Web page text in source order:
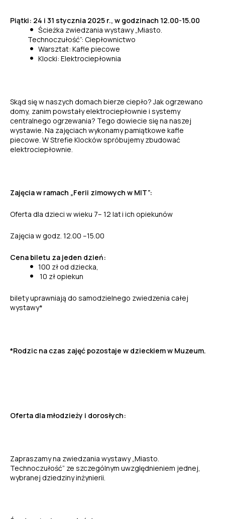
Piątki: 24 i 31 stycznia 2025 r., w godzinach 12.00-15.00
Ścieżka zwiedzania wystawy „Miasto.
Technoczułość”: Ciepłownictwo
Warsztat: Kafle piecowe
Klocki: Elektrociepłownia
Skąd się w naszych domach bierze ciepło? Jak ogrzewano
domy, zanim powstały elektrociepłownie i systemy
centralnego ogrzewania? Tego dowiecie się na naszej
wystawie. Na zajęciach wykonamy pamiątkowe kafle
piecowe. W Strefie Klocków spróbujemy zbudować
elektrociepłownie.
Zajęcia w ramach „Ferii zimowych w MIT”:
Oferta dla dzieci w wieku 7– 12 lat i ich opiekunów
Zajęcia w godz. 12.00 –15.00
Cena biletu za jeden dzień:
100 zł od dziecka,
10 zł opiekun
bilety uprawniają do samodzielnego zwiedzenia całej
wystawy*
*Rodzic na czas zajęć pozostaje w dzieckiem w Muzeum.
Oferta dla młodzieży i dorosłych:
Zapraszamy na zwiedzania wystawy „Miasto.
Technoczułość” ze szczególnym uwzględnieniem jednej,
wybranej dziedziny inżynierii.